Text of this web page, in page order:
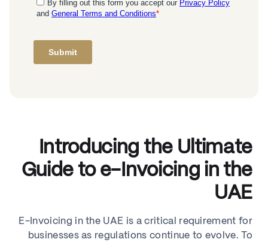
Introducing the Ultimate
Guide to e-Invoicing in the
UAE
E-Invoicing in the UAE is a critical requirement for
businesses as regulations continue to evolve. To